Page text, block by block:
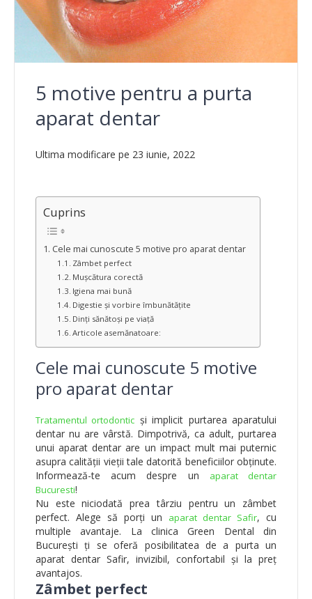
5 motive pentru a purta
aparat dentar
Ultima modificare pe 23 iunie, 2022
Cuprins
Cele mai cunoscute 5 motive pro aparat dentar
Zâmbet perfect
Mușcătura corectă
Igiena mai bună
Digestie și vorbire îmbunătățite
Dinți sănătoși pe viață
Articole asemănatoare:
Cele mai cunoscute 5 motive
pro aparat dentar
Tratamentul ortodontic și implicit purtarea aparatului
dentar nu are vârstă. Dimpotrivă, ca adult, purtarea
unui aparat dentar are un impact mult mai puternic
asupra calității vieții tale datorită beneficiilor obținute.
Informează-te acum despre un aparat dentar
Bucuresti!
Nu este niciodată prea târziu pentru un zâmbet
perfect. Alege să porți un aparat dentar Safir, cu
multiple avantaje. La clinica Green Dental din
București ți se oferă posibilitatea de a purta un
aparat dentar Safir, invizibil, confortabil și la preț
avantajos.
Zâmbet perfect